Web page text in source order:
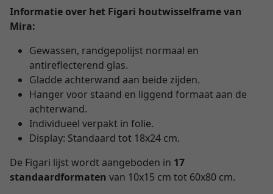
Informatie over het Figari houtwisselframe van
Mira:
Gewassen, randgepolijst normaal en
antireflecterend glas.
Gladde achterwand aan beide zijden.
Hanger voor staand en liggend formaat aan de
achterwand.
Individueel verpakt in folie.
Display: Standaard tot 18x24 cm.
De Figari lijst wordt aangeboden in 17
standaardformaten van 10x15 cm tot 60x80 cm.